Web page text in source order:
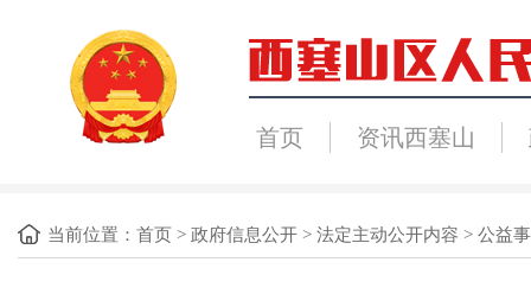
首页 资讯西塞山
当前位置： 首页 > 政府信息公开 > 法定主动公开内容 > 公益